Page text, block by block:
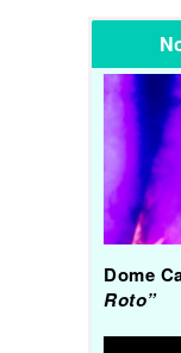
Dome
Roto”